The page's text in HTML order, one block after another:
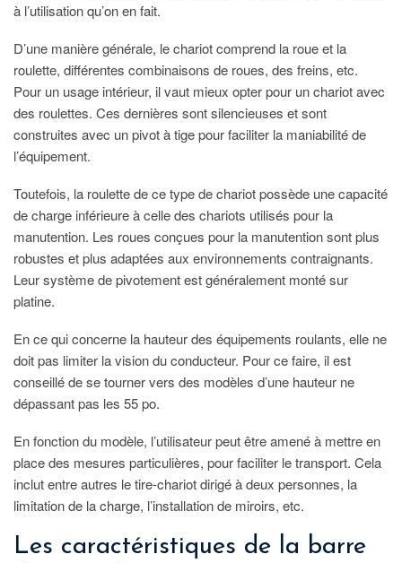
à l’utilisation qu’on en fait.
D’une manière générale, le chariot comprend la roue et la
roulette, différentes combinaisons de roues, des freins, etc.
Pour un usage intérieur, il vaut mieux opter pour un chariot avec
des roulettes. Ces dernières sont silencieuses et sont
construites avec un pivot à tige pour faciliter la maniabilité de
l’équipement.
Toutefois, la roulette de ce type de chariot possède une capacité
de charge inférieure à celle des chariots utilisés pour la
manutention. Les roues conçues pour la manutention sont plus
robustes et plus adaptées aux environnements contraignants.
Leur système de pivotement est généralement monté sur
platine.
En ce qui concerne la hauteur des équipements roulants, elle ne
doit pas limiter la vision du conducteur. Pour ce faire, il est
conseillé de se tourner vers des modèles d’une hauteur ne
dépassant pas les 55 po.
En fonction du modèle, l’utilisateur peut être amené à mettre en
place des mesures particulières, pour faciliter le transport. Cela
inclut entre autres le tire-chariot dirigé à deux personnes, la
limitation de la charge, l’installation de miroirs, etc.
Les caractéristiques de la barre